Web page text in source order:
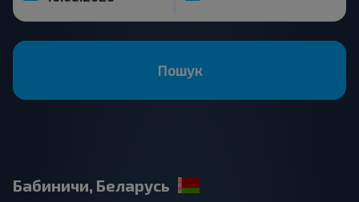
Пошук
Бабиничи, Беларусь